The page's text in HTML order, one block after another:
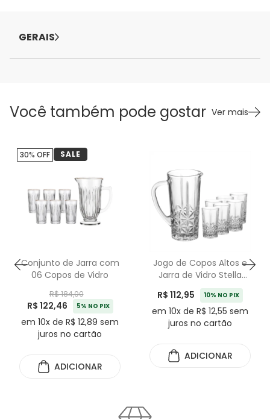
GERAIS
Você também pode gostar Ver mais
Conjunto de Jarra com
06 Copos de Vidro
R$ 184,00
R$ 122,46 5% NO PIX
em 10x de R$ 12,89 sem
juros no cartão
30% OFF SALE
ADICIONAR
Jogo de Copos Altos e
Jarra de Vidro Stella
Wolff - 6 Peças
R$ 112,95 10% NO PIX
em 10x de R$ 12,55 sem
juros no cartão
ADICIONAR